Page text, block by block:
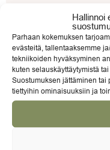
Hallinnoi
Parhaan kokemuksen
evästeitä, tallentaaksemme
tekniikoiden hyväksyminen
kuten selauskäyttäytymistä
Suostumuksen jättäminen tai
tiettyihin ominaisuuksiin ja
TUOTEVIDEO
ARVIOT (0)
Pehmeä
makuupaikan
Tyynyn sisällä on
täyte ja sen